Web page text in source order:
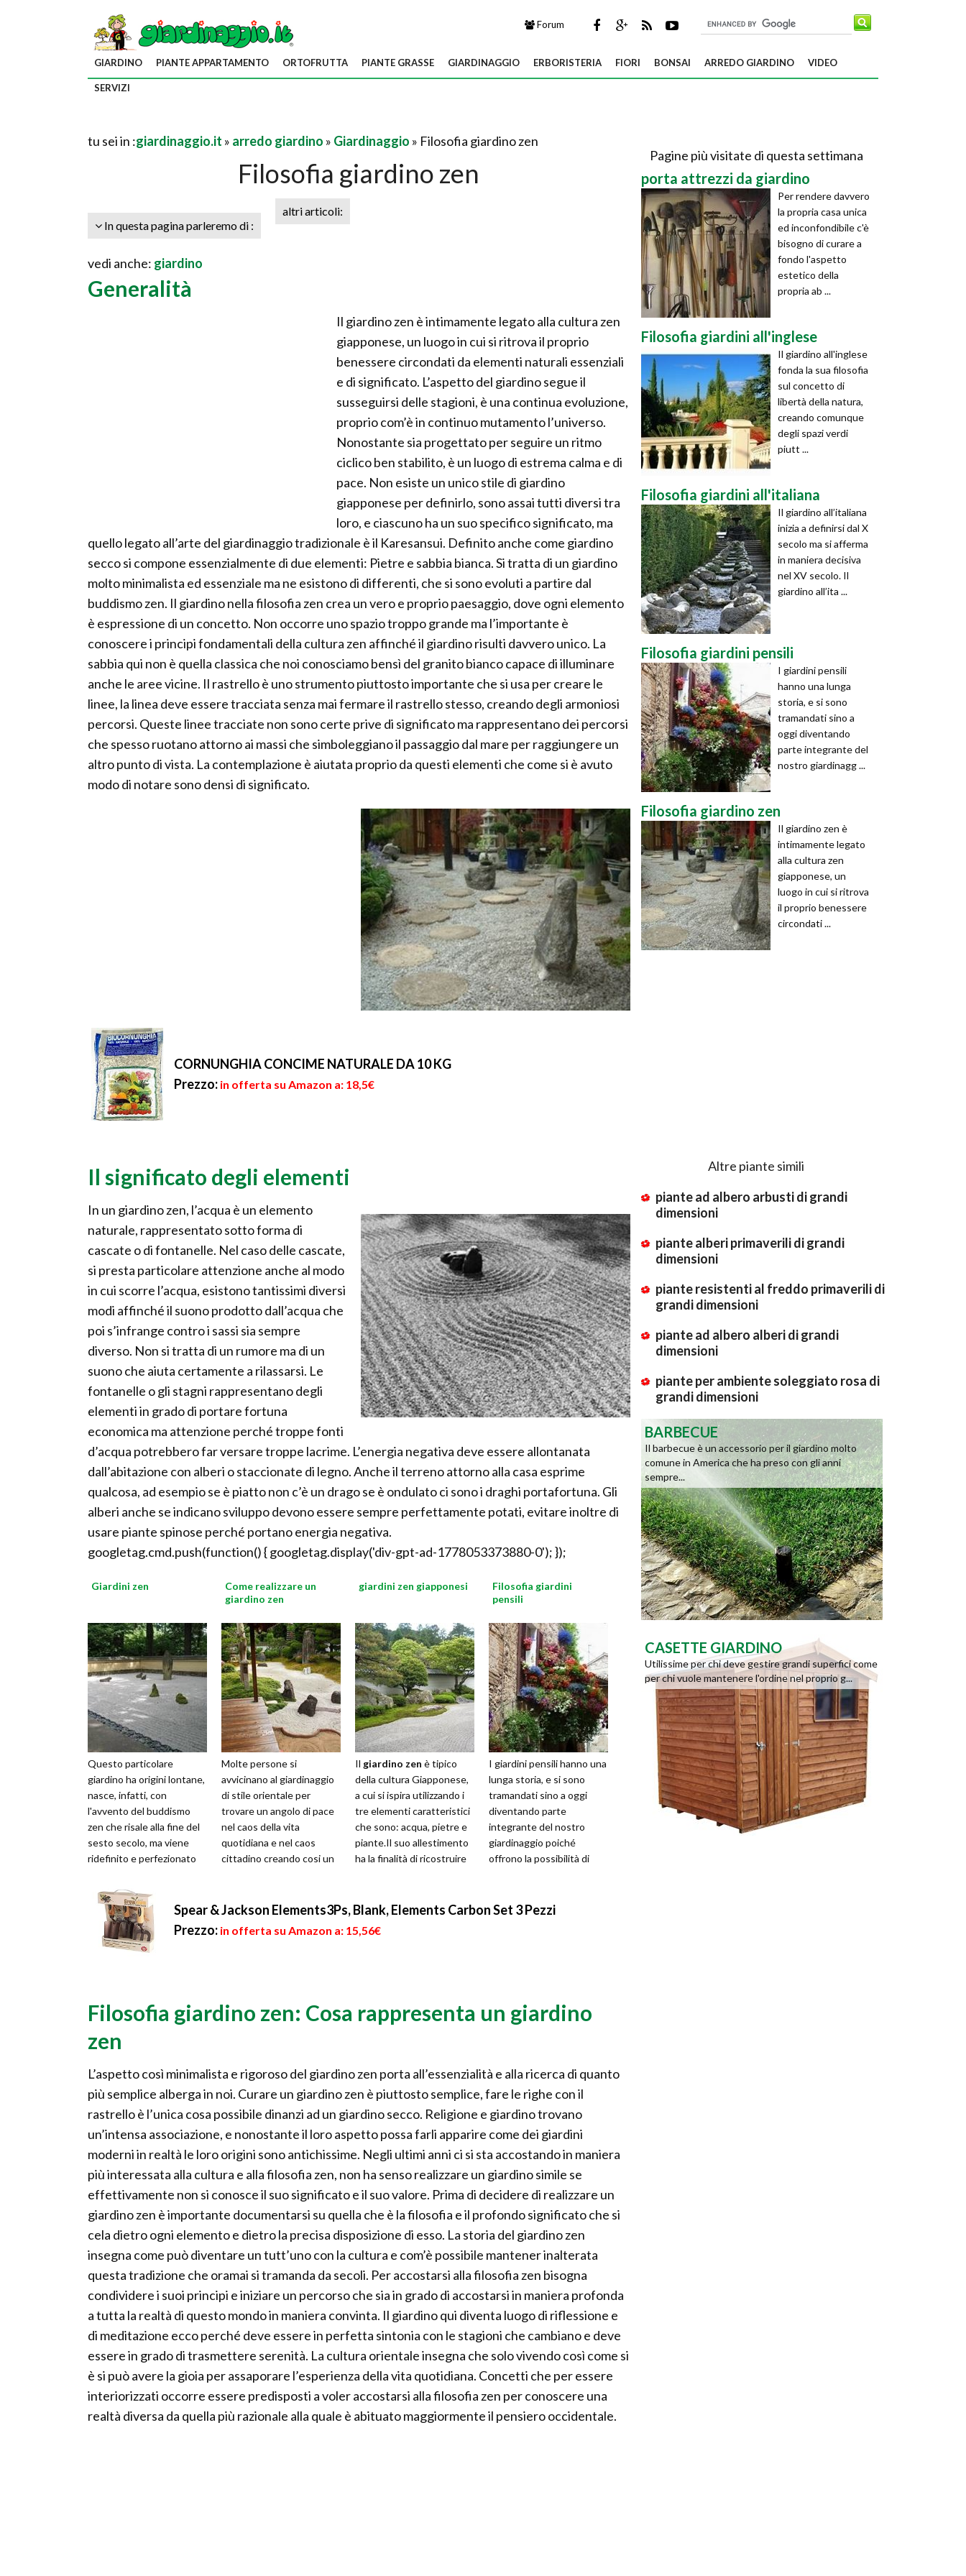
Forum
GIARDINO PIANTE APPARTAMENTO ORTOFRUTTA PIANTE GRASSE GIARDINAGGIO ERBORISTERIA FIORI BONSAI ARREDO GIARDINO VIDEO
SERVIZI
tu sei in :giardinaggio.it » arredo giardino » Giardinaggio » Filosofia giardino zen
Filosofia giardino zen
In questa pagina parleremo di :
altri articoli:
vedi anche: giardino
Generalità
Il giardino zen è intimamente legato alla cultura zen
giapponese, un luogo in cui si ritrova il proprio
benessere circondati da elementi naturali essenziali
e di significato. L’aspetto del giardino segue il
susseguirsi delle stagioni, è una continua evoluzione,
proprio com’è in continuo mutamento l’universo.
Nonostante sia progettato per seguire un ritmo
ciclico ben stabilito, è un luogo di estrema calma e di
pace. Non esiste un unico stile di giardino
giapponese per definirlo, sono assai tutti diversi tra
loro, e ciascuno ha un suo specifico significato, ma
quello legato all’arte del giardinaggio tradizionale è il Karesansui. Definito anche come giardino
secco si compone essenzialmente di due elementi: Pietre e sabbia bianca. Si tratta di un giardino
molto minimalista ed essenziale ma ne esistono di differenti, che si sono evoluti a partire dal
buddismo zen. Il giardino nella filosofia zen crea un vero e proprio paesaggio, dove ogni elemento
è espressione di un concetto. Non occorre uno spazio troppo grande ma l’importante è
conoscere i principi fondamentali della cultura zen affinché il giardino risulti davvero unico. La
sabbia qui non è quella classica che noi conosciamo bensì del granito bianco capace di illuminare
anche le aree vicine. Il rastrello è uno strumento piuttosto importante che si usa per creare le
linee, la linea deve essere tracciata senza mai fermare il rastrello stesso, creando degli armoniosi
percorsi. Queste linee tracciate non sono certe prive di significato ma rappresentano dei percorsi
che spesso ruotano attorno ai massi che simboleggiano il passaggio dal mare per raggiungere un
altro punto di vista. La contemplazione è aiutata proprio da questi elementi che come si è avuto
modo di notare sono densi di significato.
CORNUNGHIA CONCIME NATURALE DA 10 KG
Prezzo: in offerta su Amazon a: 18,5€
Il significato degli elementi
In un giardino zen, l’acqua è un elemento
naturale, rappresentato sotto forma di
cascate o di fontanelle. Nel caso delle cascate,
si presta particolare attenzione anche al modo
in cui scorre l’acqua, esistono tantissimi diversi
modi affinché il suono prodotto dall’acqua che
poi s’infrange contro i sassi sia sempre
diverso. Non si tratta di un rumore ma di un
suono che aiuta certamente a rilassarsi. Le
fontanelle o gli stagni rappresentano degli
elementi in grado di portare fortuna
economica ma attenzione perché troppe fonti
d’acqua potrebbero far versare troppe lacrime. L’energia negativa deve essere allontanata
dall’abitazione con alberi o staccionate di legno. Anche il terreno attorno alla casa esprime
qualcosa, ad esempio se è piatto non c’è un drago se è ondulato ci sono i draghi portafortuna. Gli
alberi anche se indicano sviluppo devono essere sempre perfettamente potati, evitare inoltre di
usare piante spinose perché portano energia negativa.
googletag.cmd.push(function() { googletag.display('div-gpt-ad-1778053373880-0'); });
Giardini zen
Questo particolare
giardino ha origini lontane,
nasce, infatti, con
l'avvento del buddismo
zen che risale alla fine del
sesto secolo, ma viene
ridefinito e perfezionato
relativ...
Come realizzare un
giardino zen
Molte persone si
avvicinano al giardinaggio
di stile orientale per
trovare un angolo di pace
nel caos della vita
quotidiana e nel caos
cittadino creando cosi un
giardini zen giapponesi
Il giardino zen è tipico
della cultura Giapponese,
a cui si ispira utilizzando i
tre elementi caratteristici
che sono: acqua, pietre e
piante.Il suo allestimento
ha la finalità di ricostruire
Filosofia giardini
pensili
I giardini pensili hanno una
lunga storia, e si sono
tramandati sino a oggi
diventando parte
integrante del nostro
giardinaggio poiché
offrono la possibilità di
Spear & Jackson Elements3Ps, Blank, Elements Carbon Set 3 Pezzi
Prezzo: in offerta su Amazon a: 15,56€
Filosofia giardino zen: Cosa rappresenta un giardino
zen
L’aspetto così minimalista e rigoroso del giardino zen porta all’essenzialità e alla ricerca di quanto
più semplice alberga in noi. Curare un giardino zen è piuttosto semplice, fare le righe con il
rastrello è l’unica cosa possibile dinanzi ad un giardino secco. Religione e giardino trovano
un’intensa associazione, e nonostante il loro aspetto possa farli apparire come dei giardini
moderni in realtà le loro origini sono antichissime. Negli ultimi anni ci si sta accostando in maniera
più interessata alla cultura e alla filosofia zen, non ha senso realizzare un giardino simile se
effettivamente non si conosce il suo significato e il suo valore. Prima di decidere di realizzare un
giardino zen è importante documentarsi su quella che è la filosofia e il profondo significato che si
cela dietro ogni elemento e dietro la precisa disposizione di esso. La storia del giardino zen
insegna come può diventare un tutt’uno con la cultura e com’è possibile mantener inalterata
questa tradizione che oramai si tramanda da secoli. Per accostarsi alla filosofia zen bisogna
condividere i suoi principi e iniziare un percorso che sia in grado di accostarsi in maniera profonda
a tutta la realtà di questo mondo in maniera convinta. Il giardino qui diventa luogo di riflessione e
di meditazione ecco perché deve essere in perfetta sintonia con le stagioni che cambiano e deve
essere in grado di trasmettere serenità. La cultura orientale insegna che solo vivendo così come si
è si può avere la gioia per assaporare l’esperienza della vita quotidiana. Concetti che per essere
interiorizzati occorre essere predisposti a voler accostarsi alla filosofia zen per conoscere una
realtà diversa da quella più razionale alla quale è abituato maggiormente il pensiero occidentale.
Pagine più visitate di questa settimana
porta attrezzi da giardino
Per rendere davvero
la propria casa unica
ed inconfondibile c'è
bisogno di curare a
fondo l'aspetto
estetico della
propria ab ...
Filosofia giardini all'inglese
Il giardino all'inglese
fonda la sua filosofia
sul concetto di
libertà della natura,
creando comunque
degli spazi verdi
piutt ...
Filosofia giardini all'italiana
Il giardino all’italiana
inizia a definirsi dal X
secolo ma si afferma
in maniera decisiva
nel XV secolo. Il
giardino all’ita ...
Filosofia giardini pensili
I giardini pensili
hanno una lunga
storia, e si sono
tramandati sino a
oggi diventando
parte integrante del
nostro giardinagg ...
Filosofia giardino zen
Il giardino zen è
intimamente legato
alla cultura zen
giapponese, un
luogo in cui si ritrova
il proprio benessere
circondati ...
Altre piante simili
piante ad albero arbusti di grandi
dimensioni
piante alberi primaverili di grandi
dimensioni
piante resistenti al freddo primaverili di
grandi dimensioni
piante ad albero alberi di grandi
dimensioni
piante per ambiente soleggiato rosa di
grandi dimensioni
BARBECUE
Il barbecue è un accessorio per il giardino molto
comune in America che ha preso con gli anni
sempre...
CASETTE GIARDINO
Utilissime per chi deve gestire grandi superfici come
per chi vuole mantenere l'ordine nel proprio g...